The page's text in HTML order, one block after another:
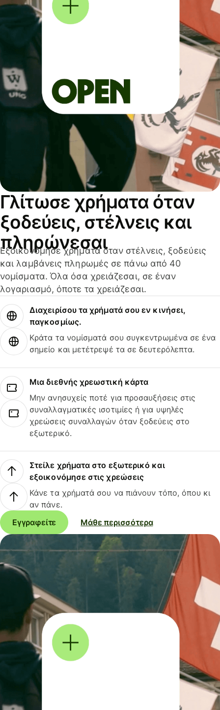
Γλίτωσε χρήματα όταν
ξοδεύεις, στέλνεις και
πληρώνεσαι
Εξοικονόμησε χρήματα όταν στέλνεις, ξοδεύεις
και λαμβάνεις πληρωμές σε πάνω από 40
νομίσματα. Όλα όσα χρειάζεσαι, σε έναν
λογαριασμό, όποτε τα χρειάζεσαι.
Διαχειρίσου τα χρήματά σου εν κινήσει,
παγκοσμίως.
Κράτα τα νομίσματά σου συγκεντρωμένα σε ένα
σημείο και μετέτρεψέ τα σε δευτερόλεπτα.
Μια διεθνής χρεωστική κάρτα
Μην ανησυχείς ποτέ για προσαυξήσεις στις
συναλλαγματικές ισοτιμίες ή για υψηλές
χρεώσεις συναλλαγών όταν ξοδεύεις στο
εξωτερικό.
Στείλε χρήματα στο εξωτερικό και
εξοικονόμησε στις χρεώσεις
Κάνε τα χρήματά σου να πιάνουν τόπο, όπου κι
αν πάνε.
Εγγραφείτε
Μάθε περισσότερα